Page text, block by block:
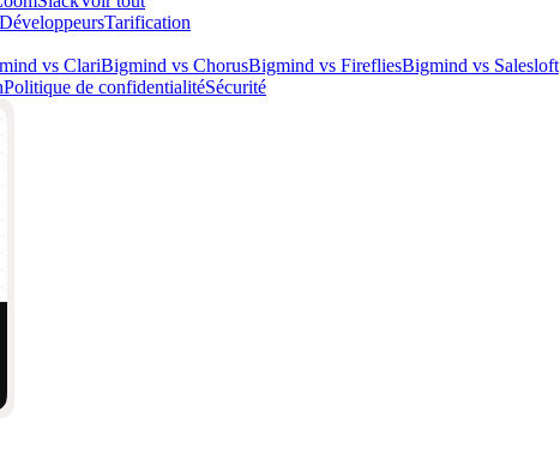
DéveloppeursTarification
vs ClariBigmind vs ChorusBigmind vs FirefliesBigmind vs Salesloft
Politique de confidentialitéSécurité